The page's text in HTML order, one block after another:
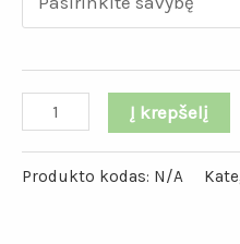
Į krepšelį
Produkto kodas: N/A